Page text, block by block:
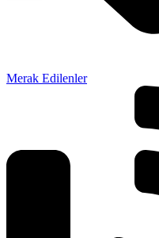
Merak Edilenler